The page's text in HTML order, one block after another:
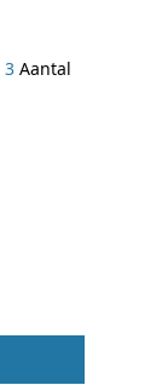
3 Aantal